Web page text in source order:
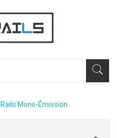
Mono-Émission